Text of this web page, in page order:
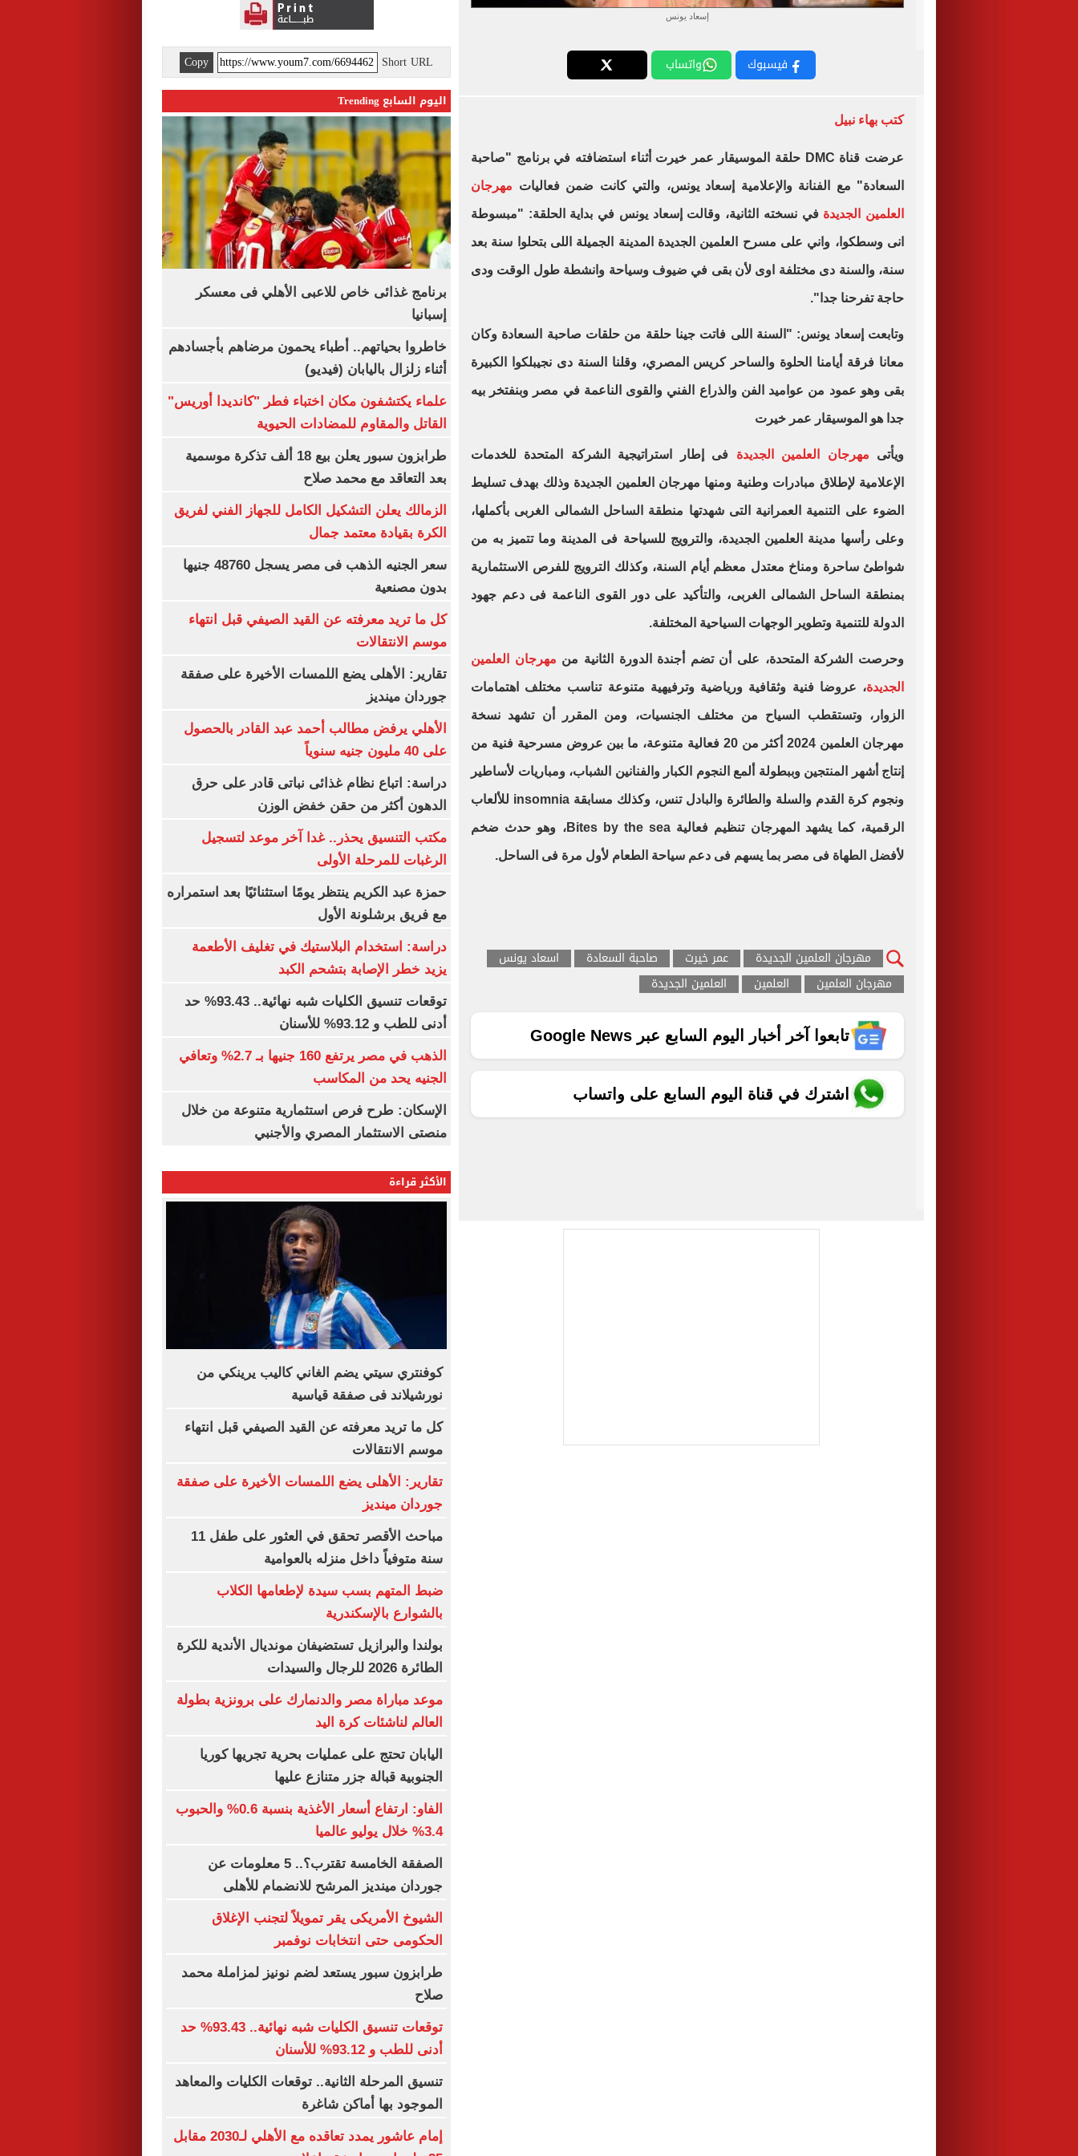
إسعاد يونس
فيسبوك واتساب
كتب بهاء نبيل
عرضت قناة DMC حلقة الموسيقار عمر خيرت أثناء استضافته في برنامج "صاحبة
السعادة" مع الفنانة والإعلامية إسعاد يونس، والتي كانت ضمن فعاليات مهرجان
العلمين الجديدة في نسخته الثانية، وقالت إسعاد يونس في بداية الحلقة: "مبسوطة
انى وسطكوا، واني على مسرح العلمين الجديدة المدينة الجميلة اللى بتحلوا سنة بعد
سنة، والسنة دى مختلفة اوى لأن بقى في ضيوف وسياحة وانشطة طول الوقت ودى
حاجة تفرحنا جدا".
وتابعت إسعاد يونس: "السنة اللى فاتت جينا حلقة من حلقات صاحبة السعادة وكان
معانا فرقة أيامنا الحلوة والساحر كريس المصري، وقلنا السنة دى نجيبلكوا الكبيرة
بقى وهو عمود من عواميد الفن والذراع الفني والقوى الناعمة في مصر وبنفتخر بيه
جدا هو الموسيقار عمر خيرت
ويأتى مهرجان العلمين الجديدة فى إطار استراتيجية الشركة المتحدة للخدمات
الإعلامية لإطلاق مبادرات وطنية ومنها مهرجان العلمين الجديدة وذلك بهدف تسليط
الضوء على التنمية العمرانية التى شهدتها منطقة الساحل الشمالى الغربى بأكملها،
وعلى رأسها مدينة العلمين الجديدة، والترويج للسياحة فى المدينة وما تتميز به من
شواطئ ساحرة ومناخ معتدل معظم أيام السنة، وكذلك الترويج للفرص الاستثمارية
بمنطقة الساحل الشمالى الغربى، والتأكيد على دور القوى الناعمة فى دعم جهود
الدولة للتنمية وتطوير الوجهات السياحية المختلفة.
وحرصت الشركة المتحدة، على أن تضم أجندة الدورة الثانية من مهرجان العلمين
الجديدة، عروضا فنية وثقافية ورياضية وترفيهية متنوعة تناسب مختلف اهتمامات
الزوار، وتستقطب السياح من مختلف الجنسيات، ومن المقرر أن تشهد نسخة
مهرجان العلمين 2024 أكثر من 20 فعالية متنوعة، ما بين عروض مسرحية فنية من
إنتاج أشهر المنتجين وببطولة ألمع النجوم الكبار والفنانين الشباب، ومباريات لأساطير
ونجوم كرة القدم والسلة والطائرة والبادل تنس، وكذلك مسابقة insomnia للألعاب
الرقمية، كما يشهد المهرجان تنظيم فعالية Bites by the sea، وهو حدث ضخم
لأفضل الطهاة فى مصر بما يسهم فى دعم سياحة الطعام لأول مرة فى الساحل.
مهرجان العلمين الجديدة عمر خيرت صاحبة السعادة
اسعاد يونس
مهرجان العلمين
العلمين العلمين الجديدة
تابعوا آخر أخبار اليوم السابع عبر Google News
اشترك في قناة اليوم السابع على واتساب
Short URL
Copy
اليوم السابع Trending
برنامج غذائى خاص للاعبى الأهلي فى معسكر
إسبانيا
خاطروا بحياتهم.. أطباء يحمون مرضاهم بأجسادهم
أثناء زلزال باليابان (فيديو)
علماء يكتشفون مكان اختباء فطر "كانديدا أوريس"
القاتل والمقاوم للمضادات الحيوية
طرابزون سبور يعلن بيع 18 ألف تذكرة موسمية
بعد التعاقد مع محمد صلاح
الزمالك يعلن التشكيل الكامل للجهاز الفني لفريق
الكرة بقيادة معتمد جمال
سعر الجنيه الذهب فى مصر يسجل 48760 جنيها
بدون مصنعية
كل ما تريد معرفته عن القيد الصيفي قبل انتهاء
موسم الانتقالات
تقارير: الأهلى يضع اللمسات الأخيرة على صفقة
جوردان مينديز
الأهلي يرفض مطالب أحمد عبد القادر بالحصول
على 40 مليون جنيه سنوياً
دراسة: اتباع نظام غذائى نباتى قادر على حرق
الدهون أكثر من حقن خفض الوزن
مكتب التنسيق يحذر.. غدا آخر موعد لتسجيل
الرغبات للمرحلة الأولى
حمزة عبد الكريم ينتظر يومًا استثنائيًا بعد استمراره
مع فريق برشلونة الأول
دراسة: استخدام البلاستيك في تغليف الأطعمة
يزيد خطر الإصابة بتشحم الكبد
توقعات تنسيق الكليات شبه نهائية.. 93.43% حد
أدنى للطب و 93.12% للأسنان
الذهب في مصر يرتفع 160 جنيها بـ 2.7% وتعافي
الجنيه يحد من المكاسب
الإسكان: طرح فرص استثمارية متنوعة من خلال
منصتى الاستثمار المصري والأجنبي
الأكثر قراءة
كوفنتري سيتي يضم الغاني كاليب يرينكي من
نورشيلاند فى صفقة قياسية
كل ما تريد معرفته عن القيد الصيفي قبل انتهاء
موسم الانتقالات
تقارير: الأهلى يضع اللمسات الأخيرة على صفقة
جوردان مينديز
مباحث الأقصر تحقق في العثور على طفل 11
سنة متوفياً داخل منزله بالعوامية
ضبط المتهم بسب سيدة لإطعامها الكلاب
بالشوارع بالإسكندرية
بولندا والبرازيل تستضيفان مونديال الأندية للكرة
الطائرة 2026 للرجال والسيدات
موعد مباراة مصر والدنمارك على برونزية بطولة
العالم لناشئات كرة اليد
اليابان تحتج على عمليات بحرية تجريها كوريا
الجنوبية قبالة جزر متنازع عليها
الفاو: ارتفاع أسعار الأغذية بنسبة 0.6% والحبوب
3.4% خلال يوليو عالميا
الصفقة الخامسة تقترب؟.. 5 معلومات عن
جوردان مينديز المرشح للانضمام للأهلى
الشيوخ الأمريكى يقر تمويلاً لتجنب الإغلاق
الحكومى حتى انتخابات نوفمبر
طرابزون سبور يستعد لضم نونيز لمزاملة محمد
صلاح
توقعات تنسيق الكليات شبه نهائية.. 93.43% حد
أدنى للطب و 93.12% للأسنان
تنسيق المرحلة الثانية.. توقعات الكليات والمعاهد
الموجود بها أماكن شاغرة
إمام عاشور يمدد تعاقده مع الأهلي لـ2030 مقابل